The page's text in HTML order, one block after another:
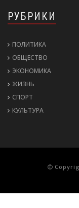
РУБРИКИ
ПОЛИТИКА
ОБЩЕСТВО
ЭКОНОМИКА
ЖИЗНЬ
СПОРТ
КУЛЬТУРА